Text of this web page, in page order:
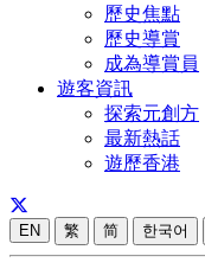
歷史焦點
歷史導賞
成為導賞員
遊客資訊
探索元創方
最新熱話
遊歷香港
EN 繁 简 한국어